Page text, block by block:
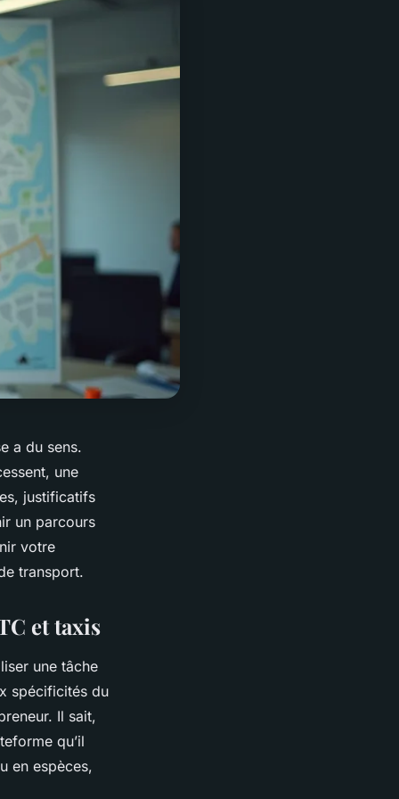
a du sens.
une
justificatifs
un parcours
votre
transport.
et taxis
une tâche
spécificités du
Il sait,
qu’il
en espèces,